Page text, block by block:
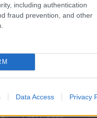
including authentication
fraud prevention, and other
Data Access Privacy